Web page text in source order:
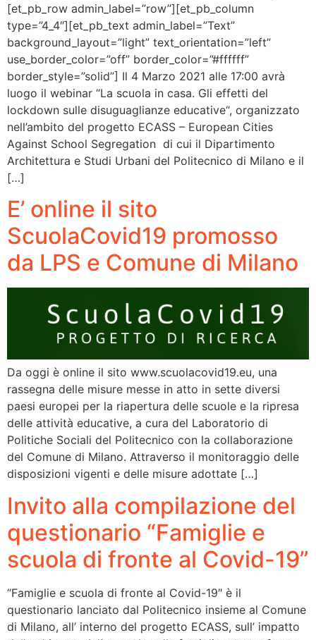
[et_pb_row admin_label=”row”][et_pb_column
type=”4_4″][et_pb_text admin_label=”Text”
background_layout=”light” text_orientation=”left”
use_border_color=”off” border_color=”#ffffff”
border_style=”solid”] Il 4 Marzo 2021 alle 17:00 avrà
luogo il webinar “La scuola in casa. Gli effetti del
lockdown sulle disuguaglianze educative“, organizzato
nell’ambito del progetto ECASS – European Cities
Against School Segregation di cui il Dipartimento
Architettura e Studi Urbani del Politecnico di Milano e il
[…]
E’ online il sito
ScuolaCovid19 promosso
da LPS e Comune di Milano
Da oggi è online il sito www.scuolacovid19.eu, una
rassegna delle misure messe in atto in sette diversi
paesi europei per la riapertura delle scuole e la ripresa
delle attività educative, a cura del Laboratorio di
Politiche Sociali del Politecnico con la collaborazione
del Comune di Milano. Attraverso il monitoraggio delle
disposizioni vigenti e delle misure adottate […]
Invito alla compilazione del
questionario “Famiglie e
scuola di fronte al Covid-19”
“Famiglie e scuola di fronte al Covid-19″ è il
questionario lanciato dal Politecnico insieme al Comune
di Milano, all’ interno del progetto ECASS, sull’ impatto